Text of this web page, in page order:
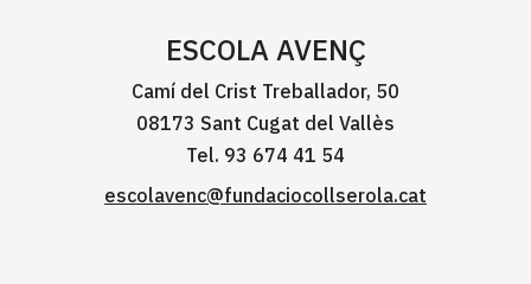
ESCOLA AVENÇ
Camí del Crist Treballador, 50
08173 Sant Cugat del Vallès
Tel. 93 674 41 54
escolavenc@fundaciocollserola.cat